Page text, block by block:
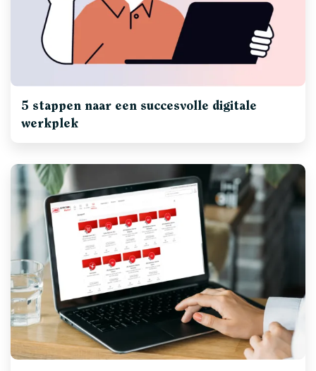
5 stappen naar een succesvolle digitale
werkplek